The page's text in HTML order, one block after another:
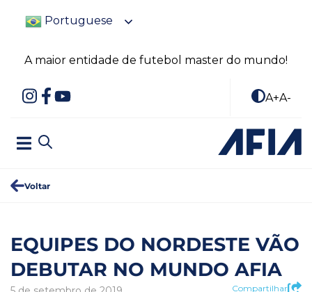
Portuguese
A maior entidade de futebol master do mundo!
A+A-
Voltar
EQUIPES DO NORDESTE VÃO
DEBUTAR NO MUNDO AFIA
Compartilhar